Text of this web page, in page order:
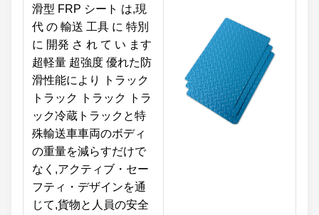
滑型 FRP シート は,現
代 の 輸送 工具 に 特別
に 開発 さ れ て い ます
超軽量 超強度 優れた防
滑性能により トラック
トラック トラック トラ
ック冷蔵トラックと特
殊輸送車車両のボディ
の重量を減らすだけで
なく,アクティブ・セー
フティ・デザインを通
じて,貨物と人員の安全